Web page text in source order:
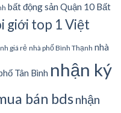
bất động sản Quận 10 Bất
giới top 1 Việt
giá rẻ nhà phố Bình Thạnh nhà
Tân Bình nhận ký
bán bdsnhận